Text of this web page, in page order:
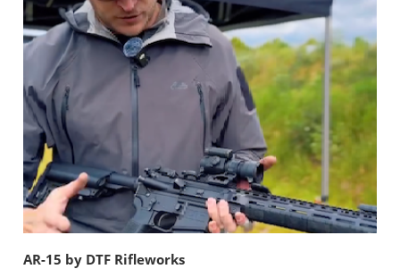
AR-15 by DTF Rifleworks